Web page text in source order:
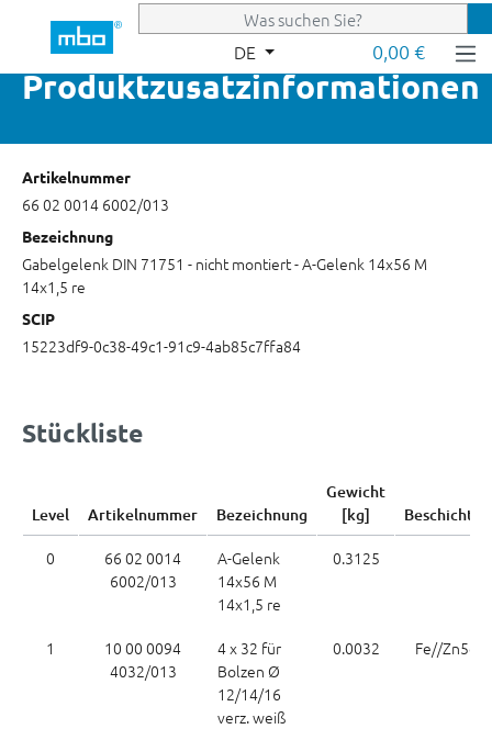
Zum Hauptinhalt springen
DE 0,00 €
Produktzusatzinformationen
Artikelnummer
66 02 0014 6002/013
Bezeichnung
Gabelgelenk DIN 71751 - nicht montiert - A-Gelenk 14x56 M
14x1,5 re
SCIP
15223df9-0c38-49c1-91c9-4ab85c7ffa84
Stückliste
Level Artikelnummer Bezeichnung
Gewicht
[kg]
0
66 02 0014
6002/013
A-Gelenk
14x56 M
14x1,5 re
0.3125
1
10 00 0094
4032/013
4 x 32 für
Bolzen Ø
12/14/16
verz. weiß
0.0032 Fe//Zn5c B